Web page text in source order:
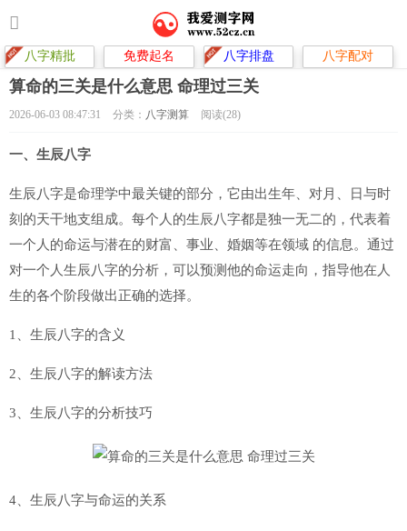
八字精批 免费起名 八字排盘 八字配对
算命的三关是什么意思 命理过三关
2026-06-03 08:47:31 分类： 八字测算 阅读(28)
一、生辰八字
生辰八字是命理学中最关键的部分，它由出生年、对月、日与时
刻的天干地支组成。每个人的生辰八字都是独一无二的，代表着
一个人的命运与潜在的财富、事业、婚姻等在领域 的信息。通过
对一个人生辰八字的分析，可以预测他的命运走向，指导他在人
生的各个阶段做出正确的选择。
1、生辰八字的含义
2、生辰八字的解读方法
3、生辰八字的分析技巧
4、生辰八字与命运的关系